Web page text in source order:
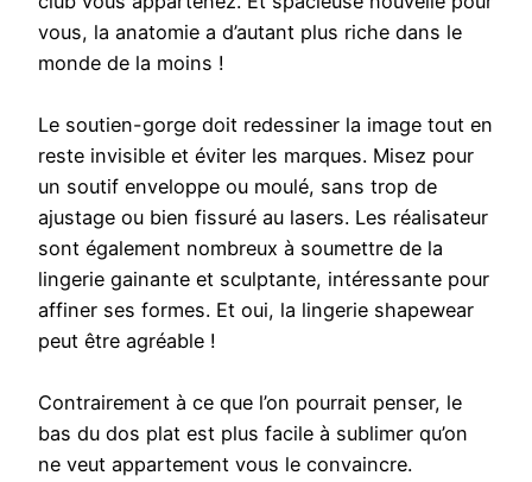
vous, la anatomie a d’autant plus riche dans le
monde de la moins !
Le soutien-gorge doit redessiner la image tout en
reste invisible et éviter les marques. Misez pour
un soutif enveloppe ou moulé, sans trop de
ajustage ou bien fissuré au lasers. Les réalisateur
sont également nombreux à soumettre de la
lingerie gainante et sculptante, intéressante pour
affiner ses formes. Et oui, la lingerie shapewear
peut être agréable !
Contrairement à ce que l’on pourrait penser, le
bas du dos plat est plus facile à sublimer qu’on
ne veut appartement vous le convaincre.